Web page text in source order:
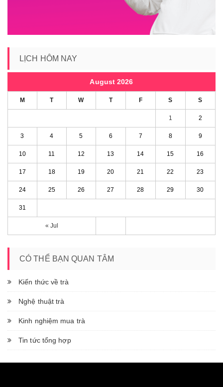
LỊCH HÔM NAY
August 2026
M T W T F S S
« Jul
1 2
3 4 5 6 7 8 9
10 11 12 13 14 15 16
17 18 19 20 21 22 23
24 25 26 27 28 29 30
31
CÓ THỂ BẠN QUAN TÂM
Kiến thức về trà
Nghệ thuật trà
Kinh nghiệm mua trà
Tin tức tổng hợp